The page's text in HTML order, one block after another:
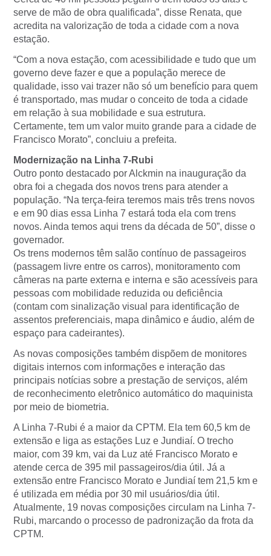
serve de mão de obra qualificada”, disse Renata, que
acredita na valorização de toda a cidade com a nova
estação.
“Com a nova estação, com acessibilidade e tudo que um
governo deve fazer e que a população merece de
qualidade, isso vai trazer não só um benefício para quem
é transportado, mas mudar o conceito de toda a cidade
em relação à sua mobilidade e sua estrutura.
Certamente, tem um valor muito grande para a cidade de
Francisco Morato”, concluiu a prefeita.
Modernização na Linha 7-Rubi
Outro ponto destacado por Alckmin na inauguração da
obra foi a chegada dos novos trens para atender a
população. “Na terça-feira teremos mais três trens novos
e em 90 dias essa Linha 7 estará toda ela com trens
novos. Ainda temos aqui trens da década de 50”, disse o
governador.
Os trens modernos têm salão contínuo de passageiros
(passagem livre entre os carros), monitoramento com
câmeras na parte externa e interna e são acessíveis para
pessoas com mobilidade reduzida ou deficiência
(contam com sinalização visual para identificação de
assentos preferenciais, mapa dinâmico e áudio, além de
espaço para cadeirantes).
As novas composições também dispõem de monitores
digitais internos com informações e interação das
principais notícias sobre a prestação de serviços, além
de reconhecimento eletrônico automático do maquinista
por meio de biometria.
A Linha 7-Rubi é a maior da CPTM. Ela tem 60,5 km de
extensão e liga as estações Luz e Jundiaí. O trecho
maior, com 39 km, vai da Luz até Francisco Morato e
atende cerca de 395 mil passageiros/dia útil. Já a
extensão entre Francisco Morato e Jundiaí tem 21,5 km e
é utilizada em média por 30 mil usuários/dia útil.
Atualmente, 19 novas composições circulam na Linha 7-
Rubi, marcando o processo de padronização da frota da
CPTM.